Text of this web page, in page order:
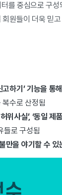
를 중심으로 구
회원들이 더욱 믿
고하기’ 기능을 통
수로 산정됨
위사실’, ‘동일 제
들로 구성됨
만을 야기할 수